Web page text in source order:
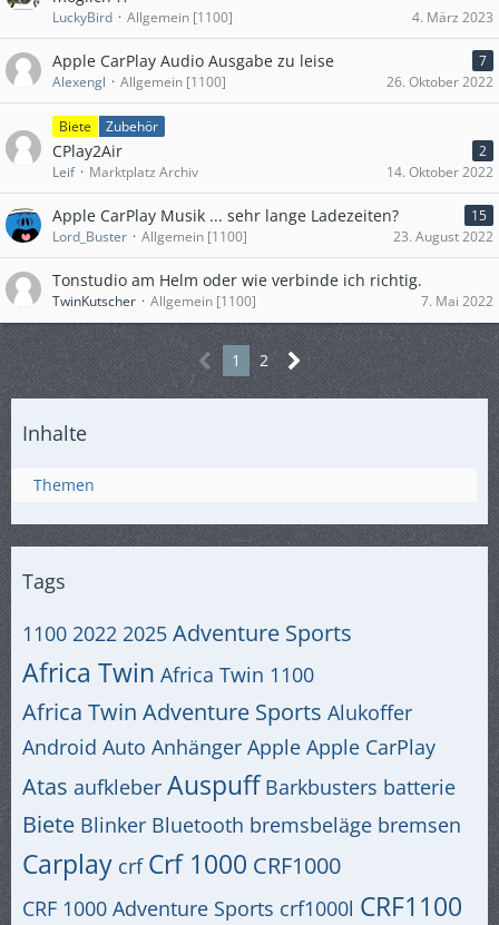
LuckyBird Allgemein [1100] 4. März 2023
Apple CarPlay Audio Ausgabe zu leise
7
Alexengl
Allgemein [1100] 26. Oktober 2022
Biete Zubehör
CPlay2Air
2
Leif
Marktplatz Archiv 14. Oktober 2022
Apple CarPlay Musik ... sehr lange Ladezeiten?
15
Lord_Buster
Allgemein [1100] 23. August 2022
Tonstudio am Helm oder wie verbinde ich richtig.
TwinKutscher Allgemein [1100] 7. Mai 2022
1 2
Inhalte
Themen
Tags
1100 2022 2025 Adventure Sports
Africa Twin Africa Twin 1100
Africa Twin Adventure Sports Alukoffer
Android Auto Anhänger Apple Apple CarPlay
Atas aufkleber Auspuff Barkbusters batterie
Biete Blinker Bluetooth bremsbeläge bremsen
Carplay crf Crf 1000 CRF1000
CRF 1000 Adventure Sports crf1000l CRF1100